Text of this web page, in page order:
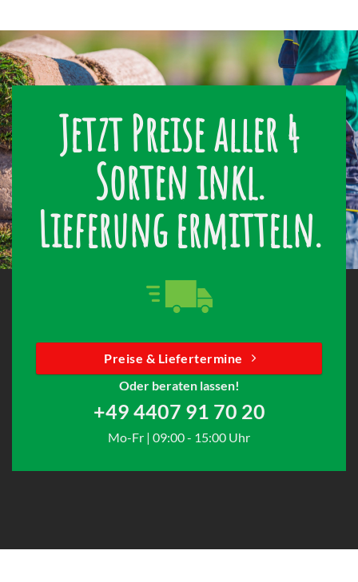
Jetzt Preise aller 4
Sorten inkl.
Lieferung ermitteln.
Preise & Liefertermine
Oder beraten lassen!
+49 4407 91 70 20
Mo-Fr | 09:00 - 15:00 Uhr